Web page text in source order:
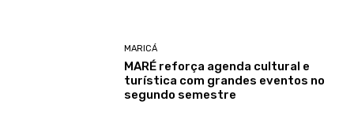
MARICÁ
MARÉ reforça agenda cultural e
turística com grandes eventos no
segundo semestre